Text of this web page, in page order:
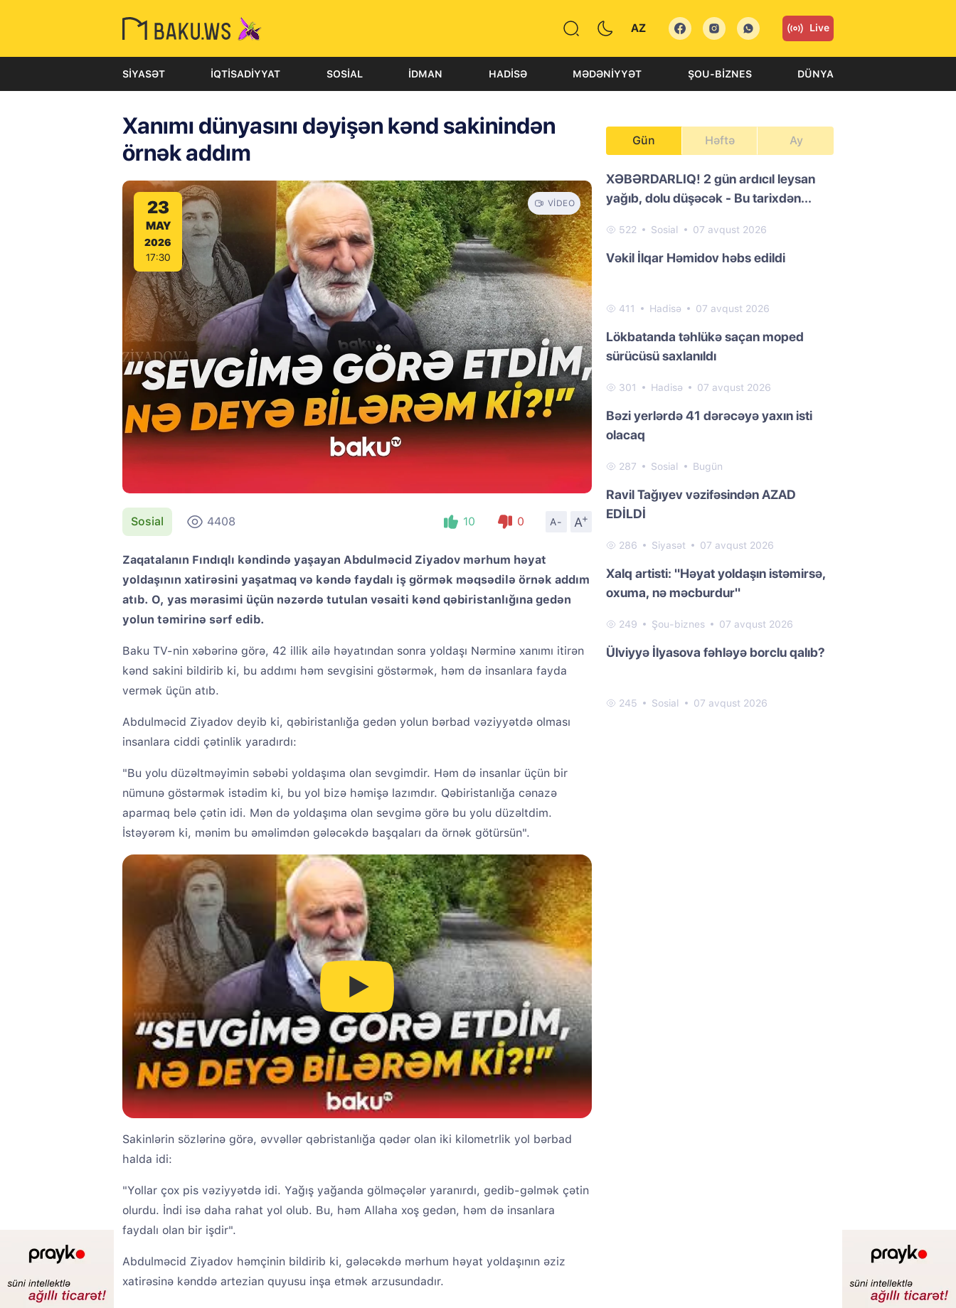
AZ Live
SIYASƏT İQTISADIYYAT SOSIAL İDMAN HADISƏ MƏDƏNIYYƏT ŞOU-BIZNES DÜNYA
Xanımı dünyasını dəyişən kənd sakinindən
örnək addım
23
MAY
2026
17:30
VIDEO
Sosial 4408 10 0 A- A
+
Zaqatalanın Fındıqlı kəndində yaşayan Abdulməcid Ziyadov mərhum həyat
yoldaşının xatirəsini yaşatmaq və kəndə faydalı iş görmək məqsədilə örnək addım
atıb. O, yas mərasimi üçün nəzərdə tutulan vəsaiti kənd qəbiristanlığına gedən
yolun təmirinə sərf edib.
Baku TV-nin xəbərinə görə, 42 illik ailə həyatından sonra yoldaşı Nərminə xanımı itirən
kənd sakini bildirib ki, bu addımı həm sevgisini göstərmək, həm də insanlara fayda
vermək üçün atıb.
Abdulməcid Ziyadov deyib ki, qəbiristanlığa gedən yolun bərbad vəziyyətdə olması
insanlara ciddi çətinlik yaradırdı:
"Bu yolu düzəltməyimin səbəbi yoldaşıma olan sevgimdir. Həm də insanlar üçün bir
nümunə göstərmək istədim ki, bu yol bizə həmişə lazımdır. Qəbiristanlığa cənazə
aparmaq belə çətin idi. Mən də yoldaşıma olan sevgimə görə bu yolu düzəltdim.
İstəyərəm ki, mənim bu əməlimdən gələcəkdə başqaları da örnək götürsün".
Sakinlərin sözlərinə görə, əvvəllər qəbristanlığa qədər olan iki kilometrlik yol bərbad
halda idi:
"Yollar çox pis vəziyyətdə idi. Yağış yağanda gölməçələr yaranırdı, gedib-gəlmək çətin
olurdu. İndi isə daha rahat yol olub. Bu, həm Allaha xoş gedən, həm də insanlara
faydalı olan bir işdir".
Abdulməcid Ziyadov həmçinin bildirib ki, gələcəkdə mərhum həyat yoldaşının əziz
xatirəsinə kənddə artezian quyusu inşa etmək arzusundadır.
Gün Həftə Ay
XƏBƏRDARLIQ! 2 gün ardıcıl leysan
yağıb, dolu düşəcək - Bu tarixdən...
522 Sosial 07 avqust 2026
Vəkil İlqar Həmidov həbs edildi
411 Hadisə 07 avqust 2026
Lökbatanda təhlükə saçan moped
sürücüsü saxlanıldı
301 Hadisə 07 avqust 2026
Bəzi yerlərdə 41 dərəcəyə yaxın isti
olacaq
287 Sosial Bugün
Ravil Tağıyev vəzifəsindən AZAD
EDİLDİ
286 Siyasət 07 avqust 2026
Xalq artisti: "Həyat yoldaşın istəmirsə,
oxuma, nə məcburdur"
249 Şou-biznes 07 avqust 2026
Ülviyyə İlyasova fəhləyə borclu qalıb?
245 Sosial 07 avqust 2026